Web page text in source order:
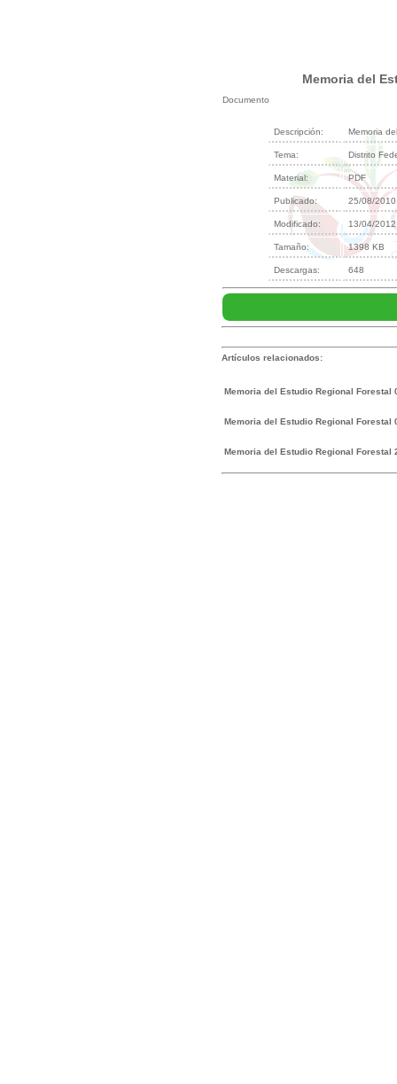
Memoria del
Documento
Descripción: Memoria
Tema: Distrito
Material: PDF
Publicado: 25/08/2010
Modificado: 13/04/2012
Tamaño: 1398 KB
Descargas: 648
Artículos relacionados:
Memoria del Estudio Regional Forestal
Memoria del Estudio Regional Forestal
Memoria del Estudio Regional